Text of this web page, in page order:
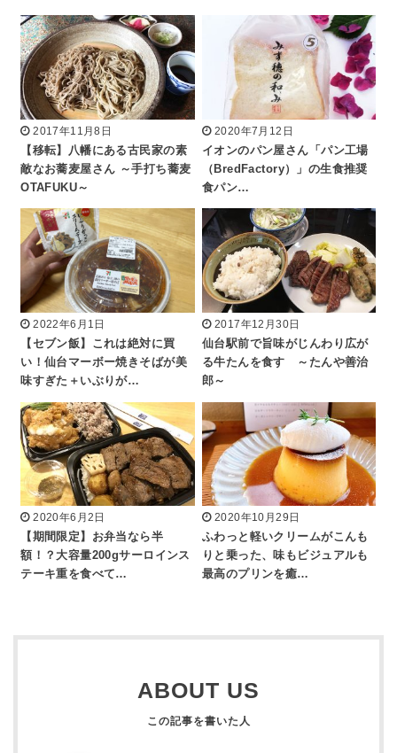
2017年11月8日
【移転】八幡にある古民家の素
敵なお蕎麦屋さん ～手打ち蕎麦
OTAFUKU～
2020年7月12日
イオンのパン屋さん「パン工場
（BredFactory）」の生食推奨
食パン…
2022年6月1日
【セブン飯】これは絶対に買
い！仙台マーボー焼きそばが美
味すぎた＋いぶりが…
2017年12月30日
仙台駅前で旨味がじんわり広が
る牛たんを食す ～たんや善治
郎～
2020年6月2日
【期間限定】お弁当なら半
額！？大容量200gサーロインス
テーキ重を食べて…
2020年10月29日
ふわっと軽いクリームがこんも
りと乗った、味もビジュアルも
最高のプリンを癒…
ABOUT US